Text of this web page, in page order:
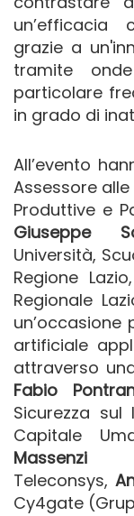
un’efficacia
grazie a
tramite
particolare
in grado di
All’evento
Assessore
Produttive e
Giuseppe
Università,
Regione Lazio,
Regionale
un’occasione
artificiale
attraverso
Fabio
Sicurezza
Capitale
Massenzi
Teleconsys,
Cy4gate